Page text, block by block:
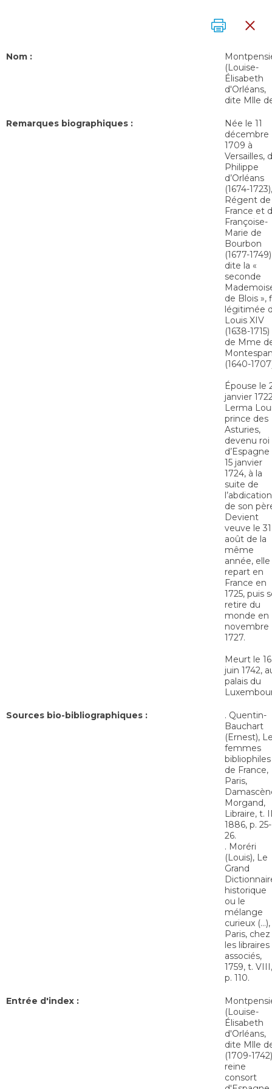
Nom :
(Louise-
Élisabeth
d'Orléans,
dite Mlle
Remarques biographiques :
Née le 11
décembre
1709 à
Versailles,
Philippe
d’Orléans
(1674-1723),
Régent de
France et
Françoise-
Marie de
Bourbon
(1677-
dite la «
seconde
de Blois »,
légitimée
Louis XIV
(1638-
de Mme
(1640-
Épouse le
janvier
Lerma
prince des
Asturies,
devenu roi
d’Espagne
15 janvier
1724, à la
suite de
l’abdication
de son
Devient
veuve le 31
août de la
même
année, elle
repart en
France en
1725, puis
retire du
monde en
novembre
1727.
Meurt le 16
juin 1742,
palais du
Sources bio-bibliographiques :
. Quentin-
Bauchart
(Ernest),
femmes
bibliophiles
de France,
Paris,
Morgand,
Libraire, t.
1886, p. 25-
26.
. Moréri
(Louis), Le
Grand
historique
ou le
mélange
curieux (…),
Paris, chez
les libraires
associés,
1759, t. VIII,
p. 110.
Entrée d'index :
(Louise-
Élisabeth
d'Orléans,
dite Mlle
(1709-
reine
consort